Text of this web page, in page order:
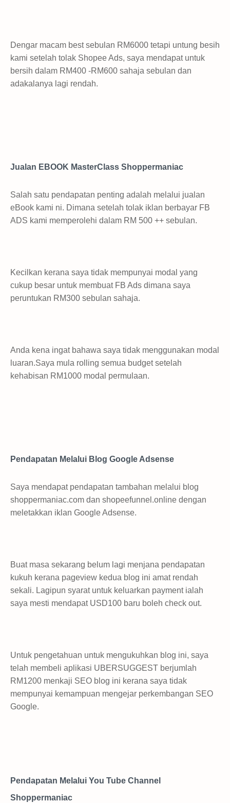
Dengar macam best sebulan RM6000 tetapi untung besih
kami setelah tolak Shopee Ads, saya mendapat untuk
bersih dalam RM400 -RM600 sahaja sebulan dan
adakalanya lagi rendah.
Jualan EBOOK MasterClass Shoppermaniac
Salah satu pendapatan penting adalah melalui jualan
eBook kami ni. Dimana setelah tolak iklan berbayar FB
ADS kami memperolehi dalam RM 500 ++ sebulan.
Kecilkan kerana saya tidak mempunyai modal yang
cukup besar untuk membuat FB Ads dimana saya
peruntukan RM300 sebulan sahaja.
Anda kena ingat bahawa saya tidak menggunakan modal
luaran.Saya mula rolling semua budget setelah
kehabisan RM1000 modal permulaan.
Pendapatan Melalui Blog Google Adsense
Saya mendapat pendapatan tambahan melalui blog
shoppermaniac.com dan shopeefunnel.online dengan
meletakkan iklan Google Adsense.
Buat masa sekarang belum lagi menjana pendapatan
kukuh kerana pageview kedua blog ini amat rendah
sekali. Lagipun syarat untuk keluarkan payment ialah
saya mesti mendapat USD100 baru boleh check out.
Untuk pengetahuan untuk mengukuhkan blog ini, saya
telah membeli aplikasi UBERSUGGEST berjumlah
RM1200 menkaji SEO blog ini kerana saya tidak
mempunyai kemampuan mengejar perkembangan SEO
Google.
Pendapatan Melalui You Tube Channel
Shoppermaniac